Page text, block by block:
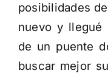
posibilidades
nuevo y llegué
de un puente
buscar mejor